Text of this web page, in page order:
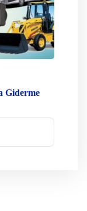
Giderme